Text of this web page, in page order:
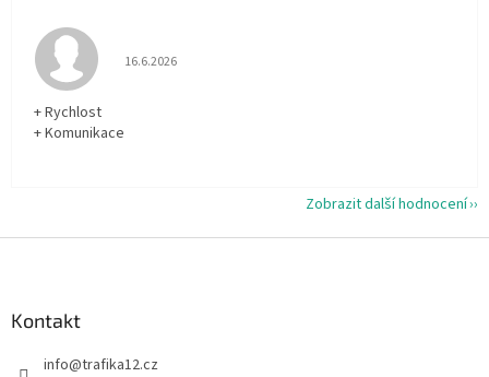
Hodnocení obchodu je 5 z 5 hvězdiček.
16.6.2026
+ Rychlost
+ Komunikace
Zobrazit další hodnocení
Kontakt
info@trafika12.cz